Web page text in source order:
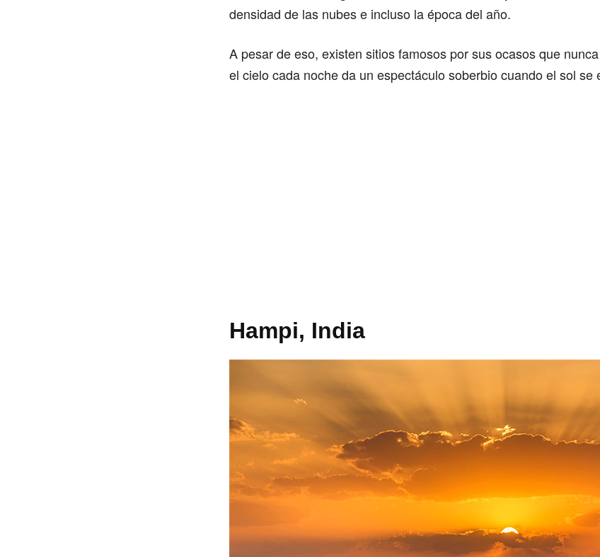
densidad de las nubes e incluso la época del año.
A pesar de eso, existen sitios famosos por sus ocasos que
el cielo cada noche da un espectáculo soberbio cuando el sol se
Hampi, India